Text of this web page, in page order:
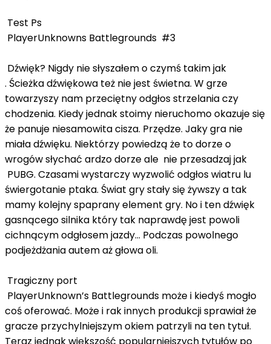
Test Ps
PlayerUnknowns Battlegrounds #3
Dźwięk? Nigdy nie słyszałem o czymś takim jak
. Ścieżka dźwiękowa też nie jest świetna. W grze
towarzyszy nam przeciętny odgłos strzelania czy
chodzenia. Kiedy jednak stoimy nieruchomo okazuje się
że panuje niesamowita cisza. Przędze. Jaky gra nie
miała dźwięku. Niektórzy powiedzą że to dorze o
wrogów słychać ardzo dorze ale nie przesadzaj jak
PUBG. Czasami wystarczy wyzwolić odgłos wiatru lu
świergotanie ptaka. Świat gry stały się żywszy a tak
mamy kolejny spaprany element gry. No i ten dźwięk
gasnącego silnika który tak naprawdę jest powoli
cichnącym odgłosem jazdy… Podczas powolnego
podjeżdżania autem aż głowa oli.
Tragiczny port
PlayerUnknown’s Battlegrounds może i kiedyś mogło
coś oferować. Może i rak innych produkcji sprawiał że
gracze przychylniejszym okiem patrzyli na ten tytuł.
Teraz jednak większość popularniejszych tytułów po